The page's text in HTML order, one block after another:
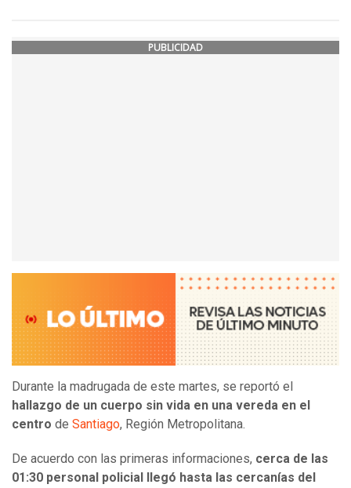
PUBLICIDAD
Durante la madrugada de este martes, se reportó el
hallazgo de un cuerpo sin vida en una vereda en el
centro de Santiago, Región Metropolitana.
De acuerdo con las primeras informaciones, cerca de las
01:30 personal policial llegó hasta las cercanías del